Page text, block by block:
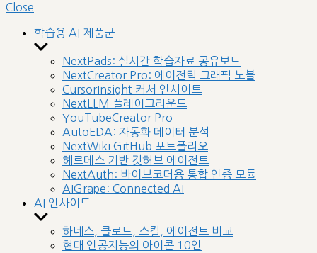
search
Close
학습용 AI 제품군
Show
sub
menu
NextPads: 실시간 학습자료 공유보드
NextCreator Pro: 에이전틱 그래픽 노블
CursorInsight 커서 인사이트
NextLLM 플레이그라운드
YouTubeCreator Pro
AutoEDA: 자동화 데이터 분석
NextWiki GitHub 포트폴리오
헤르메스 기반 깃허브 에이전트
NextAuth: 바이브코더용 통합 인증 모듈
AIGrape: Connected AI
AI 인사이트
Show
sub
menu
하네스, 클로드, 스킬, 에이전트 비교
현대 인공지능의 아이콘 10인